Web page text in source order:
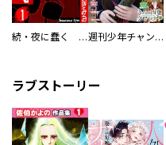
続・夜に蠢く 新装版 週刊少年チャンピオン
ラブストーリー